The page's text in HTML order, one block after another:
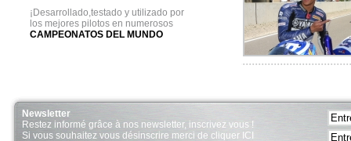
¡Desarrollado,testado y utilizado por
los mejores pilotos en numerosos
CAMPEONATOS DEL MUNDO
Newsletter
Restez informé grâce à nos newsletter, inscrivez vous !
Si vous souhaitez vous désinscrire merci de cliquer ICI